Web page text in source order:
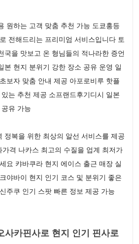
원하는 고객 맞춤 추천 가능 도쿄홍등
전해드리는 프리미엄 서비스입니다 토
국을 맛보고 온 형님들의 적나라한 증언
본 현지 분위기 강한 장소 공유 운영 일
보자 맞춤 안내 제공 아포로비루 핫플
는 추천 제공 소프랜드후기디시 일본
유 가능
정복을 위한 최상의 알선 서비스를 제공
격 나카스 최고의 수질을 업계 최저가
요 캬바쿠라 현지 에이스 출근 매장 실
야바이 현지 인기 코스 및 분위기 좋은
주쿠 인기 스팟 빠른 정보 제공 가능
사카핀사로 현지 인기 핀사로